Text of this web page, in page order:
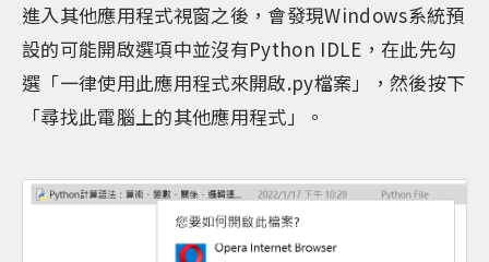
進入其他應用程式視窗之後，會發現Windows系統預
設的可能開啟選項中並沒有Python IDLE，在此先勾
選「一律使用此應用程式來開啟.py檔案」，然後按下
「尋找此電腦上的其他應用程式」。